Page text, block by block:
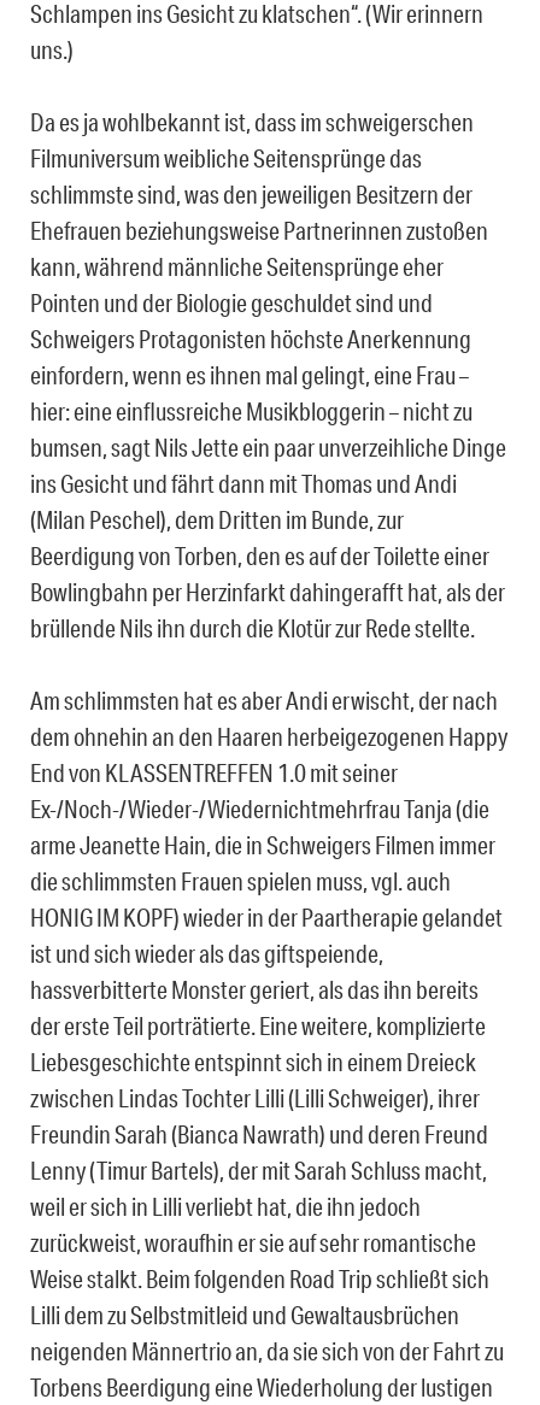
Schlampen ins Gesicht zu klatschen“. (Wir erinnern
uns.)
Da es ja wohlbekannt ist, dass im schweigerschen
Filmuniversum weibliche Seitensprünge das
schlimmste sind, was den jeweiligen Besitzern der
Ehefrauen beziehungsweise Partnerinnen zustoßen
kann, während männliche Seitensprünge eher
Pointen und der Biologie geschuldet sind und
Schweigers Protagonisten höchste Anerkennung
einfordern, wenn es ihnen mal gelingt, eine Frau –
hier: eine einflussreiche Musikbloggerin – nicht zu
bumsen, sagt Nils Jette ein paar unverzeihliche Dinge
ins Gesicht und fährt dann mit Thomas und Andi
(Milan Peschel), dem Dritten im Bunde, zur
Beerdigung von Torben, den es auf der Toilette einer
Bowlingbahn per Herzinfarkt dahingerafft hat, als der
brüllende Nils ihn durch die Klotür zur Rede stellte.
Am schlimmsten hat es aber Andi erwischt, der nach
dem ohnehin an den Haaren herbeigezogenen Happy
End von KLASSENTREFFEN 1.0 mit seiner
Ex-/Noch-/Wieder-/Wiedernichtmehrfrau Tanja (die
arme Jeanette Hain, die in Schweigers Filmen immer
die schlimmsten Frauen spielen muss, vgl. auch
HONIG IM KOPF) wieder in der Paartherapie gelandet
ist und sich wieder als das giftspeiende,
hassverbitterte Monster geriert, als das ihn bereits
der erste Teil porträtierte. Eine weitere, komplizierte
Liebesgeschichte entspinnt sich in einem Dreieck
zwischen Lindas Tochter Lilli (Lilli Schweiger), ihrer
Freundin Sarah (Bianca Nawrath) und deren Freund
Lenny (Timur Bartels), der mit Sarah Schluss macht,
weil er sich in Lilli verliebt hat, die ihn jedoch
zurückweist, woraufhin er sie auf sehr romantische
Weise stalkt. Beim folgenden Road Trip schließt sich
Lilli dem zu Selbstmitleid und Gewaltausbrüchen
neigenden Männertrio an, da sie sich von der Fahrt zu
Torbens Beerdigung eine Wiederholung der lustigen